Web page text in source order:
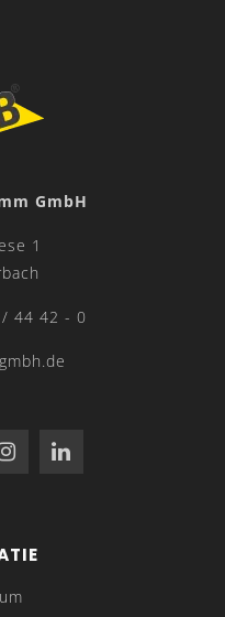
GmbH
1
44 42 - 0